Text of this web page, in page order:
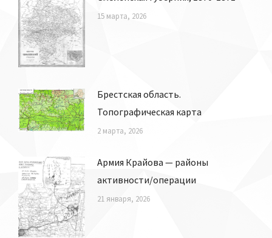
15 марта, 2026
Брестская область.
Топографическая карта
2 марта, 2026
Армия Крайова — районы
активности/операции
21 января, 2026